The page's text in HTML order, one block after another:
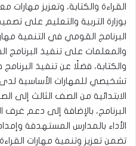
القراءة والكتابة، وتعزيز
بوزارة التربية والتعليم على
البرنامج القومي في التنمية
والمعلمات على تنفيذ البرنامج
تشخيصي للمهارات الأساسية
الابتدائية من الصف الثالث إلى
البرنامج، بالإضافة إلى دعم
الأداء بالمدارس المستهدفة
تضمن تعزيز وتنمية مهارات